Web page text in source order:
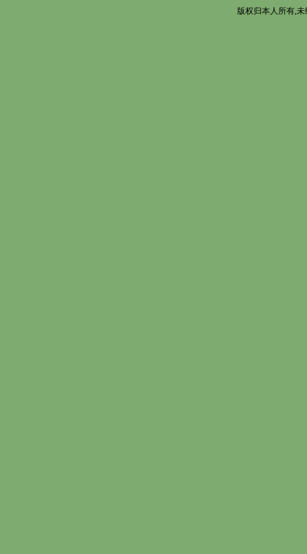
版权归本人所有,